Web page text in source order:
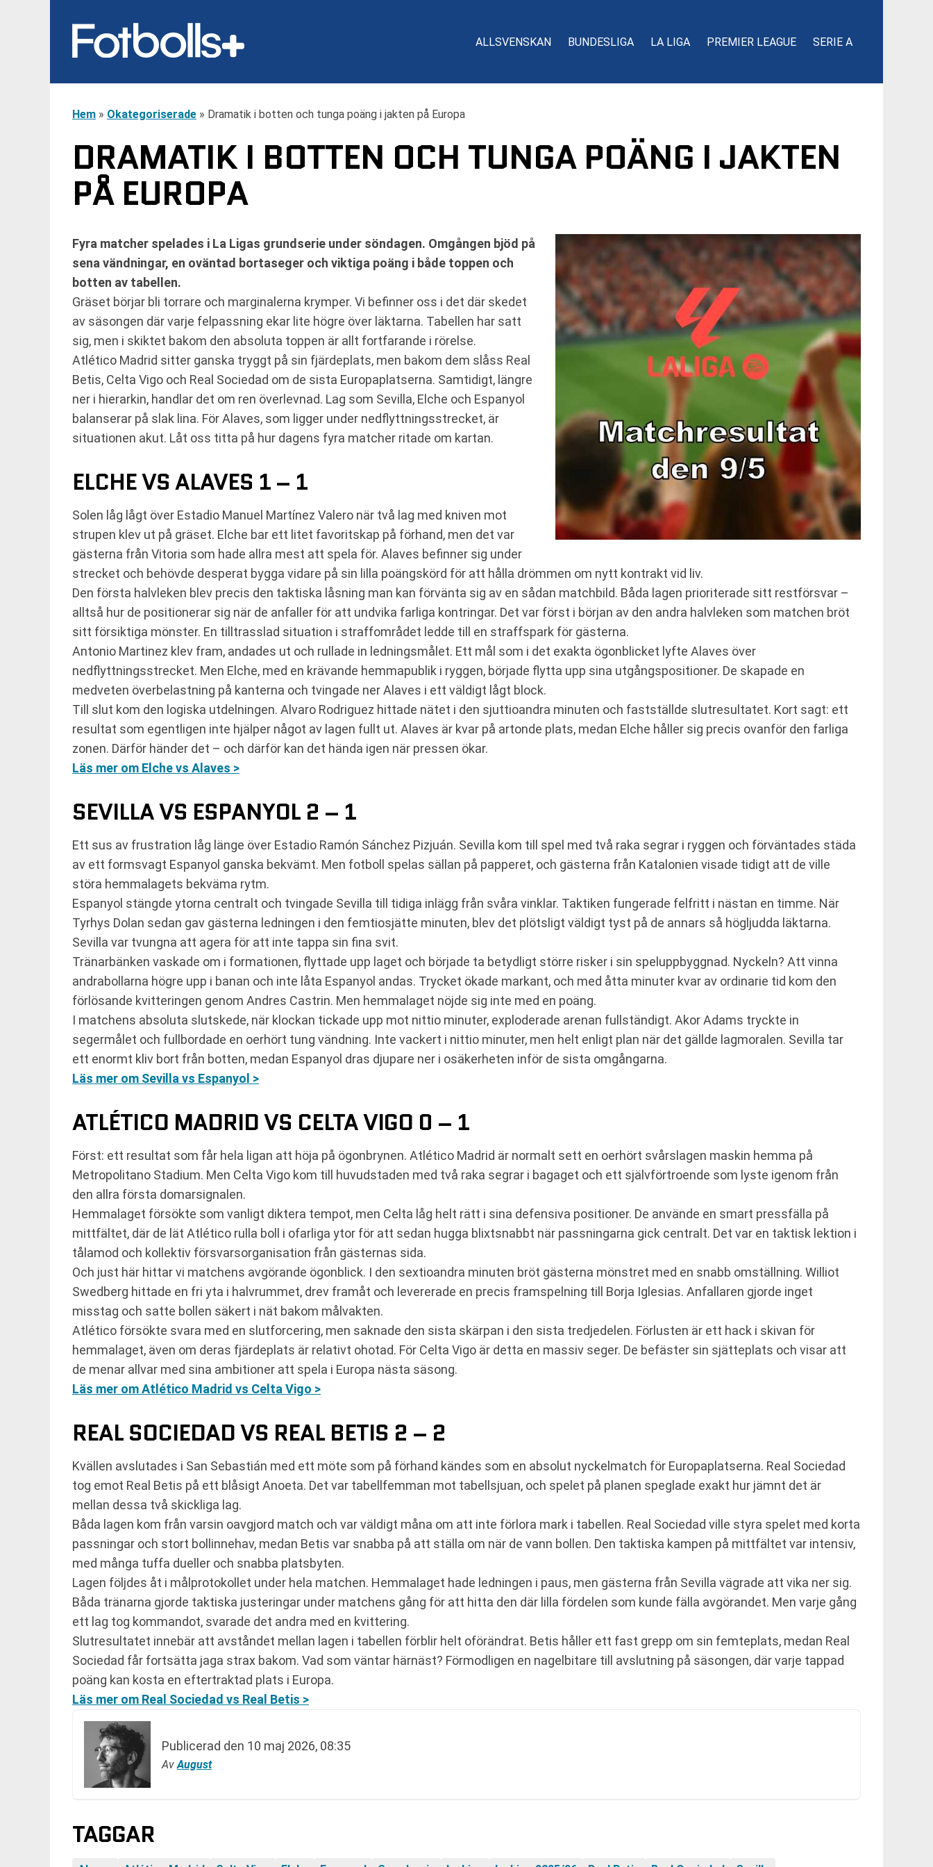
ALLSVENSKAN BUNDESLIGA LA LIGA PREMIER LEAGUE SERIE A
Hem » Okategoriserade » Dramatik i botten och tunga poäng i jakten på Europa
DRAMATIK I BOTTEN OCH TUNGA POÄNG I JAKTEN
PÅ EUROPA
Fyra matcher spelades i La Ligas grundserie under söndagen. Omgången bjöd på
sena vändningar, en oväntad bortaseger och viktiga poäng i både toppen och
botten av tabellen.
Gräset börjar bli torrare och marginalerna krymper. Vi befinner oss i det där skedet
av säsongen där varje felpassning ekar lite högre över läktarna. Tabellen har satt
sig, men i skiktet bakom den absoluta toppen är allt fortfarande i rörelse.
Atlético Madrid sitter ganska tryggt på sin fjärdeplats, men bakom dem slåss Real
Betis, Celta Vigo och Real Sociedad om de sista Europaplatserna. Samtidigt, längre
ner i hierarkin, handlar det om ren överlevnad. Lag som Sevilla, Elche och Espanyol
balanserar på slak lina. För Alaves, som ligger under nedflyttningsstrecket, är
situationen akut. Låt oss titta på hur dagens fyra matcher ritade om kartan.
ELCHE VS ALAVES 1 – 1
Solen låg lågt över Estadio Manuel Martínez Valero när två lag med kniven mot
strupen klev ut på gräset. Elche bar ett litet favoritskap på förhand, men det var
gästerna från Vitoria som hade allra mest att spela för. Alaves befinner sig under
strecket och behövde desperat bygga vidare på sin lilla poängskörd för att hålla drömmen om nytt kontrakt vid liv.
Den första halvleken blev precis den taktiska låsning man kan förvänta sig av en sådan matchbild. Båda lagen prioriterade sitt restförsvar –
alltså hur de positionerar sig när de anfaller för att undvika farliga kontringar. Det var först i början av den andra halvleken som matchen bröt
sitt försiktiga mönster. En tilltrasslad situation i straffområdet ledde till en straffspark för gästerna.
Antonio Martinez klev fram, andades ut och rullade in ledningsmålet. Ett mål som i det exakta ögonblicket lyfte Alaves över
nedflyttningsstrecket. Men Elche, med en krävande hemmapublik i ryggen, började flytta upp sina utgångspositioner. De skapade en
medveten överbelastning på kanterna och tvingade ner Alaves i ett väldigt lågt block.
Till slut kom den logiska utdelningen. Alvaro Rodriguez hittade nätet i den sjuttioandra minuten och fastställde slutresultatet. Kort sagt: ett
resultat som egentligen inte hjälper något av lagen fullt ut. Alaves är kvar på artonde plats, medan Elche håller sig precis ovanför den farliga
zonen. Därför händer det – och därför kan det hända igen när pressen ökar.
Läs mer om Elche vs Alaves >
SEVILLA VS ESPANYOL 2 – 1
Ett sus av frustration låg länge över Estadio Ramón Sánchez Pizjuán. Sevilla kom till spel med två raka segrar i ryggen och förväntades städa
av ett formsvagt Espanyol ganska bekvämt. Men fotboll spelas sällan på papperet, och gästerna från Katalonien visade tidigt att de ville
störa hemmalagets bekväma rytm.
Espanyol stängde ytorna centralt och tvingade Sevilla till tidiga inlägg från svåra vinklar. Taktiken fungerade felfritt i nästan en timme. När
Tyrhys Dolan sedan gav gästerna ledningen i den femtiosjätte minuten, blev det plötsligt väldigt tyst på de annars så högljudda läktarna.
Sevilla var tvungna att agera för att inte tappa sin fina svit.
Tränarbänken vaskade om i formationen, flyttade upp laget och började ta betydligt större risker i sin speluppbyggnad. Nyckeln? Att vinna
andrabollarna högre upp i banan och inte låta Espanyol andas. Trycket ökade markant, och med åtta minuter kvar av ordinarie tid kom den
förlösande kvitteringen genom Andres Castrin. Men hemmalaget nöjde sig inte med en poäng.
I matchens absoluta slutskede, när klockan tickade upp mot nittio minuter, exploderade arenan fullständigt. Akor Adams tryckte in
segermålet och fullbordade en oerhört tung vändning. Inte vackert i nittio minuter, men helt enligt plan när det gällde lagmoralen. Sevilla tar
ett enormt kliv bort från botten, medan Espanyol dras djupare ner i osäkerheten inför de sista omgångarna.
Läs mer om Sevilla vs Espanyol >
ATLÉTICO MADRID VS CELTA VIGO 0 – 1
Först: ett resultat som får hela ligan att höja på ögonbrynen. Atlético Madrid är normalt sett en oerhört svårslagen maskin hemma på
Metropolitano Stadium. Men Celta Vigo kom till huvudstaden med två raka segrar i bagaget och ett självförtroende som lyste igenom från
den allra första domarsignalen.
Hemmalaget försökte som vanligt diktera tempot, men Celta låg helt rätt i sina defensiva positioner. De använde en smart pressfälla på
mittfältet, där de lät Atlético rulla boll i ofarliga ytor för att sedan hugga blixtsnabbt när passningarna gick centralt. Det var en taktisk lektion i
tålamod och kollektiv försvarsorganisation från gästernas sida.
Och just här hittar vi matchens avgörande ögonblick. I den sextioandra minuten bröt gästerna mönstret med en snabb omställning. Williot
Swedberg hittade en fri yta i halvrummet, drev framåt och levererade en precis framspelning till Borja Iglesias. Anfallaren gjorde inget
misstag och satte bollen säkert i nät bakom målvakten.
Atlético försökte svara med en slutforcering, men saknade den sista skärpan i den sista tredjedelen. Förlusten är ett hack i skivan för
hemmalaget, även om deras fjärdeplats är relativt ohotad. För Celta Vigo är detta en massiv seger. De befäster sin sjätteplats och visar att
de menar allvar med sina ambitioner att spela i Europa nästa säsong.
Läs mer om Atlético Madrid vs Celta Vigo >
REAL SOCIEDAD VS REAL BETIS 2 – 2
Kvällen avslutades i San Sebastián med ett möte som på förhand kändes som en absolut nyckelmatch för Europaplatserna. Real Sociedad
tog emot Real Betis på ett blåsigt Anoeta. Det var tabellfemman mot tabellsjuan, och spelet på planen speglade exakt hur jämnt det är
mellan dessa två skickliga lag.
Båda lagen kom från varsin oavgjord match och var väldigt måna om att inte förlora mark i tabellen. Real Sociedad ville styra spelet med korta
passningar och stort bollinnehav, medan Betis var snabba på att ställa om när de vann bollen. Den taktiska kampen på mittfältet var intensiv,
med många tuffa dueller och snabba platsbyten.
Lagen följdes åt i målprotokollet under hela matchen. Hemmalaget hade ledningen i paus, men gästerna från Sevilla vägrade att vika ner sig.
Båda tränarna gjorde taktiska justeringar under matchens gång för att hitta den där lilla fördelen som kunde fälla avgörandet. Men varje gång
ett lag tog kommandot, svarade det andra med en kvittering.
Slutresultatet innebär att avståndet mellan lagen i tabellen förblir helt oförändrat. Betis håller ett fast grepp om sin femteplats, medan Real
Sociedad får fortsätta jaga strax bakom. Vad som väntar härnäst? Förmodligen en nagelbitare till avslutning på säsongen, där varje tappad
poäng kan kosta en eftertraktad plats i Europa.
Läs mer om Real Sociedad vs Real Betis >
Publicerad den 10 maj 2026, 08:35
Av August
TAGGAR